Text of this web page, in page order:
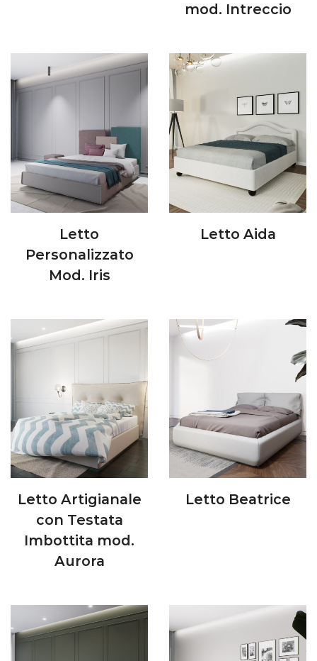
mod. Intreccio
Letto
Personalizzato
Mod. Iris
Letto Aida
Letto Artigianale
con Testata
Imbottita mod.
Aurora
Letto Beatrice